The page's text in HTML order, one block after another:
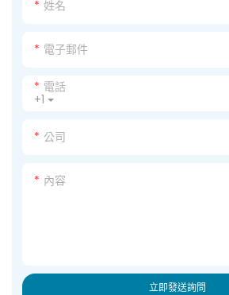
姓名
電子郵件
+1
電話
公司
內容
立即發送詢問